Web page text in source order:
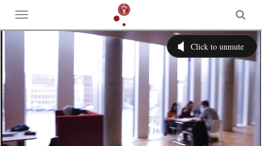
Toggle
menu